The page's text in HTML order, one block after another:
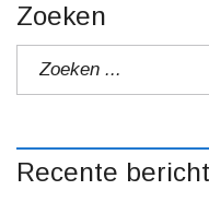
Zoeken
Recente